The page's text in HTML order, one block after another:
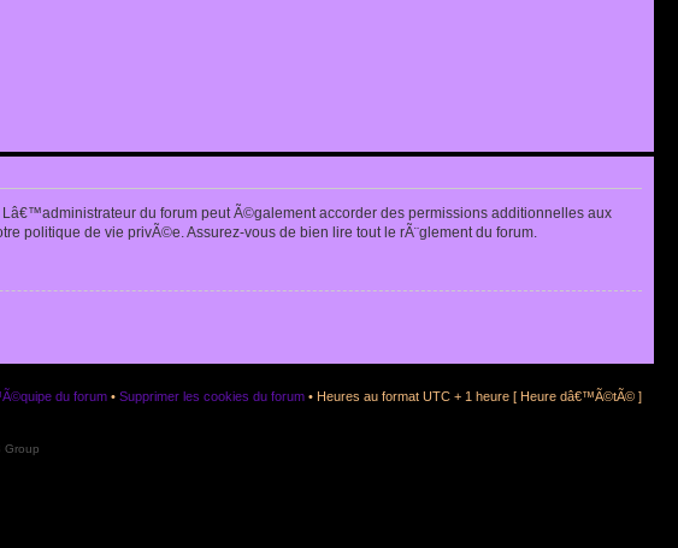
du forum peut Ã©galement accorder des permissions additionnelles aux
politique de vie privÃ©e. Assurez-vous de bien lire tout le rÃ¨glement du forum.
du forum • Supprimer les cookies du forum • Heures au format UTC + 1 heure [ Heure dâ€™Ã©tÃ© ]
Group